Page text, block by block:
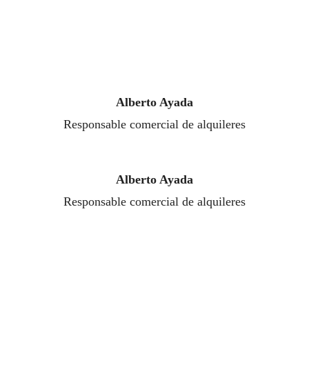
Alberto Ayada
Responsable comercial de alquileres
Alberto Ayada
Responsable comercial de alquileres